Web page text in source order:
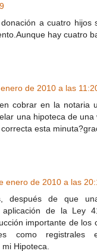
a cuatro hijos
hay cuatro
de 2010 a las
cobrar en la notaria
una hipoteca de
esta
enero de 2010 a las
después de que
aplicación de la Ley
importante de los
como
Hipoteca.